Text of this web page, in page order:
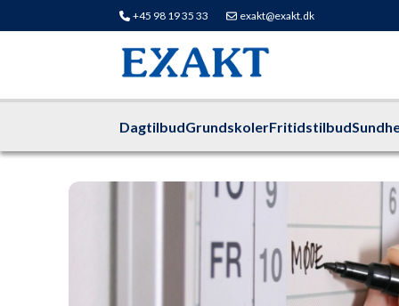
+45 98 19 35 33 exakt@exakt.dk
DagtilbudGrundskolerFritidstilbud